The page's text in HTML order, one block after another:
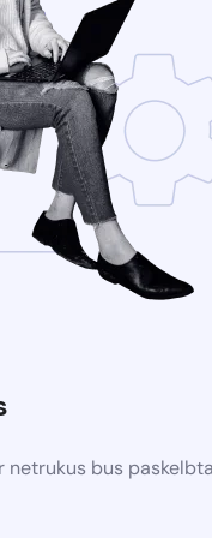
netrukus bus